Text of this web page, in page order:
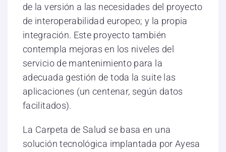
de la versión a las necesidades del proyecto
de interoperabilidad europeo; y la propia
integración. Este proyecto también
contempla mejoras en los niveles del
servicio de mantenimiento para la
adecuada gestión de toda la suite las
aplicaciones (un centenar, según datos
facilitados).
La Carpeta de Salud se basa en una
solución tecnológica implantada por Ayesa